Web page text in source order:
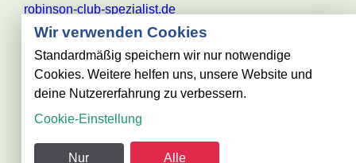
robinson-club-spezialist.de
Alle Angaben ohne Gewähr. Es gelten die aktuellen
Reisebestimmungen des jeweiligen
Reiseveranstalters
@ club-urlaub.de - powered by Reisezentrum Becker
Wir verwenden Cookies
Standardmäßig speichern wir nur notwendige
Cookies. Weitere helfen uns, unsere Website und
deine Nutzererfahrung zu verbessern.
Cookie-Einstellung
Nur Alle